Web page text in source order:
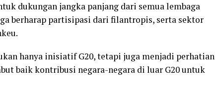
dukungan jangka panjang dari semua lembaga
berharap partisipasi dari filantropis, serta sektor
hanya inisiatif G20, tetapi juga menjadi perhatian
baik kontribusi negara-negara di luar G20 untuk